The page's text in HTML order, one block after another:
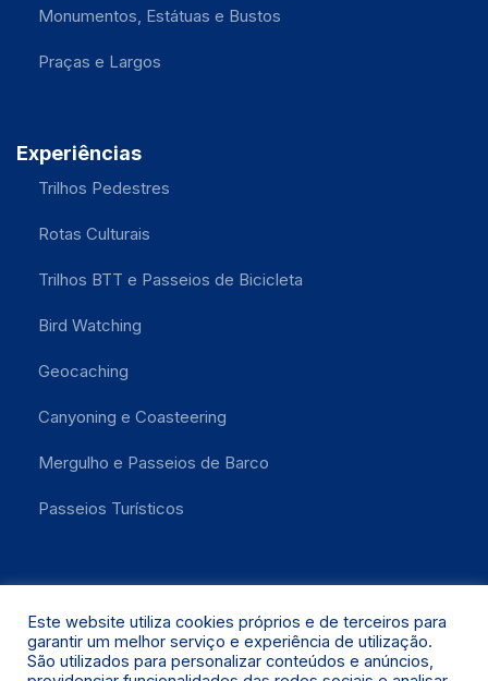
Monumentos, Estátuas e Bustos
Praças e Largos
Experiências
Trilhos Pedestres
Rotas Culturais
Trilhos BTT e Passeios de Bicicleta
Bird Watching
Geocaching
Canyoning e Coasteering
Mergulho e Passeios de Barco
Passeios Turísticos
Este website utiliza cookies próprios e de terceiros para
garantir um melhor serviço e experiência de utilização.
São utilizados para personalizar conteúdos e anúncios,